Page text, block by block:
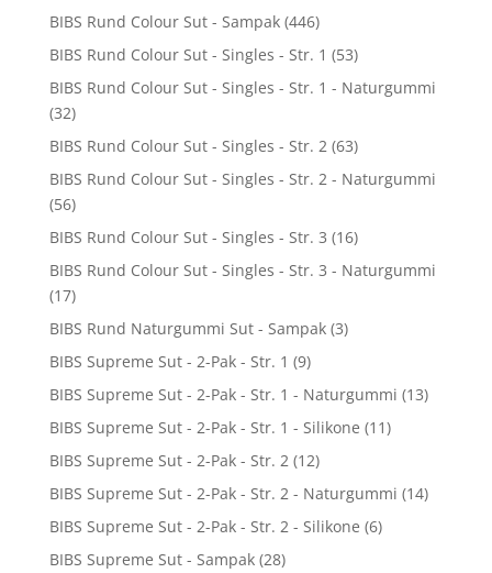
BIBS Rund Colour Sut - Sampak (446)
BIBS Rund Colour Sut - Singles - Str. 1 (53)
BIBS Rund Colour Sut - Singles - Str. 1 - Naturgummi
(32)
BIBS Rund Colour Sut - Singles - Str. 2 (63)
BIBS Rund Colour Sut - Singles - Str. 2 - Naturgummi
(56)
BIBS Rund Colour Sut - Singles - Str. 3 (16)
BIBS Rund Colour Sut - Singles - Str. 3 - Naturgummi
(17)
BIBS Rund Naturgummi Sut - Sampak (3)
BIBS Supreme Sut - 2-Pak - Str. 1 (9)
BIBS Supreme Sut - 2-Pak - Str. 1 - Naturgummi (13)
BIBS Supreme Sut - 2-Pak - Str. 1 - Silikone (11)
BIBS Supreme Sut - 2-Pak - Str. 2 (12)
BIBS Supreme Sut - 2-Pak - Str. 2 - Naturgummi (14)
BIBS Supreme Sut - 2-Pak - Str. 2 - Silikone (6)
BIBS Supreme Sut - Sampak (28)